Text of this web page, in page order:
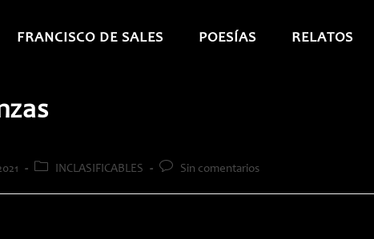
FRANCISCO DE SALES POESÍAS RELATOS
Categoría
INCLASIFICABLES
Comentarios
Sin comentarios